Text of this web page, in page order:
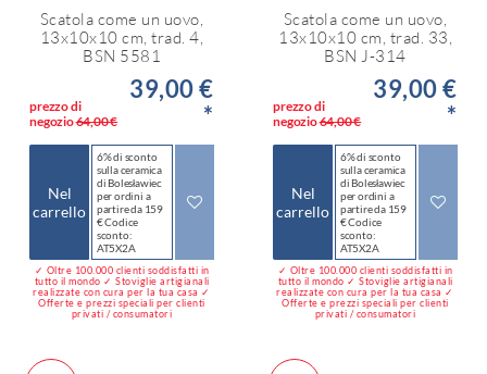
Scatola come un uovo,
13x10x10 cm, trad. 4,
BSN 5581
prezzo di
negozio64,00 €
39,00 €
*
Nel
carrello
6% di sconto
sulla ceramica
di Bolesławiec
per ordini a
partire da 159
€ Codice
sconto:
AT5X2A
✓ Oltre 100.000 clienti soddisfatti in
tutto il mondo ✓ Stoviglie artigianali
realizzate con cura per la tua casa ✓
Offerte e prezzi speciali per clienti
privati / consumatori
Scatola come un uovo,
13x10x10 cm, trad. 33,
BSN J-314
prezzo di
negozio64,00 €
39,00 €
*
Nel
carrello
6% di sconto
sulla ceramica
di Bolesławiec
per ordini a
partire da 159
€ Codice
sconto:
AT5X2A
✓ Oltre 100.000 clienti soddisfatti in
tutto il mondo ✓ Stoviglie artigianali
realizzate con cura per la tua casa ✓
Offerte e prezzi speciali per clienti
privati / consumatori